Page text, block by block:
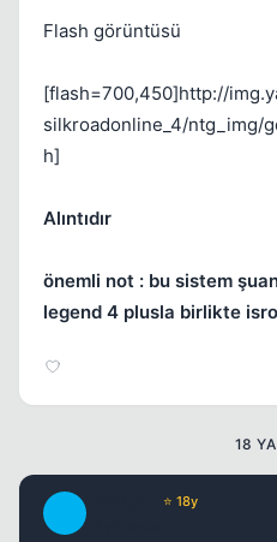
Flash görüntüsü
[flash=700,450]http://
silkroadonline_4/ntg_img/
h]
Alıntıdır
önemli not : bu sistem
legend 4 plusla birlikte
18
⭐ 18y